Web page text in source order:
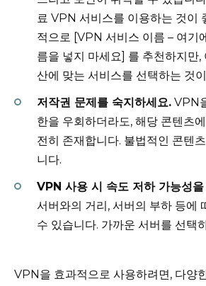
료 VPN 서비스를 이용하는 것이
적으로 [VPN 서비스 이름 – 여기
름을 넣지 마세요] 를 추천하지만,
산에 맞는 서비스를 선택하는 것
저작권 문제를 숙지하세요. VPN
한을 우회하더라도, 해당 콘텐츠
전히 존재합니다. 불법적인 콘텐
니다.
VPN 사용 시 속도 저하 가능성
서버와의 거리, 서버의 부하 등에
수 있습니다. 가까운 서버를 선택
VPN을 효과적으로 사용하려면, 다양